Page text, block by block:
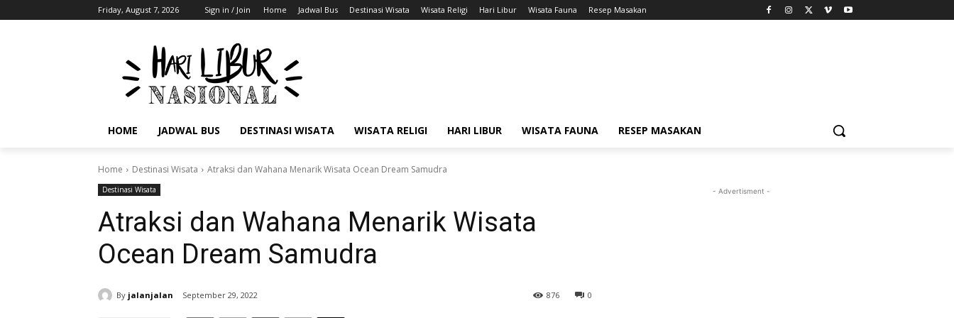
Friday, August 7, 2026 Sign in / Join Home Jadwal Bus Destinasi Wisata Wisata Religi Hari Libur Wisata Fauna Resep Masakan
HOME JADWAL BUS DESTINASI WISATA WISATA RELIGI HARI LIBUR WISATA FAUNA RESEP MASAKAN
Home Destinasi Wisata Atraksi dan Wahana Menarik Wisata Ocean Dream Samudra
Destinasi Wisata
Atraksi dan Wahana Menarik Wisata
Ocean Dream Samudra
By jalanjalan September 29, 2022 0
876
- Advertisment -